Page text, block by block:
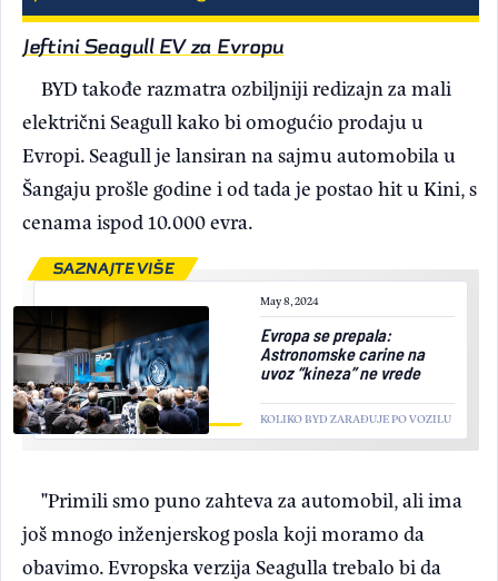
Jeftini Seagull EV za Evropu
BYD takođe razmatra ozbiljniji redizajn za mali
električni Seagull kako bi omogućio prodaju u
Evropi. Seagull je lansiran na sajmu automobila u
Šangaju prošle godine i od tada je postao hit u Kini, s
cenama ispod 10.000 evra.
May 8, 2024
Evropa se prepala:
Astronomske carine na
uvoz “kineza” ne vrede
KOLIKO BYD ZARAĐUJE PO VOZILU
SAZNAJTE VIŠE
"Primili smo puno zahteva za automobil, ali ima
još mnogo inženjerskog posla koji moramo da
obavimo. Evropska verzija Seagulla trebalo bi da